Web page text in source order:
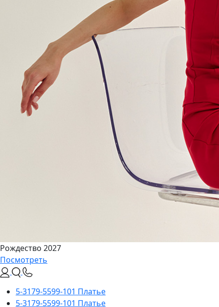
Рождество 2027
Посмотреть
5-3179-5599-101 Платье
5-3179-5599-101 Платье